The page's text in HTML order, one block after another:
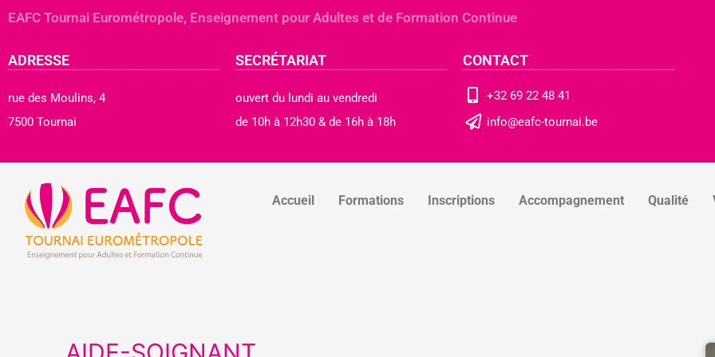
au
EAFC Tournai Eurométropole, Enseignement pour Adultes et de Formation Continue
ADRESSE
rue des Moulins, 4
7500 Tournai
SECRÉTARIAT
ouvert du lundi au vendredi
de 10h à 12h30 & de 16h à 18h
CONTACT
+32 69 22 48 41
info@eafc-tournai.be
Accueil Formations Inscriptions Accompagnement Qualité